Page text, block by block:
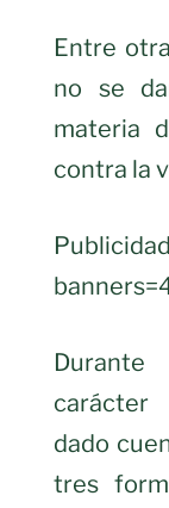
Entre
no se
materia
contra la
dado
tres